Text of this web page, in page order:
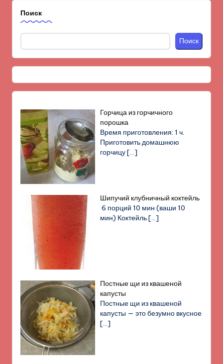
Поиск
Поиск
Горчица из горчичного
порошка
Время приготовления: 1 ч.
Приготовить домашнюю
горчицу[…]
Шипучий клубничный коктейль
6 порций 10 мин (ваши 10
мин) Коктейль[…]
Постные щи из квашеной
капусты
Постные щи из квашеной
капусты — это безумно вкусное
[…]